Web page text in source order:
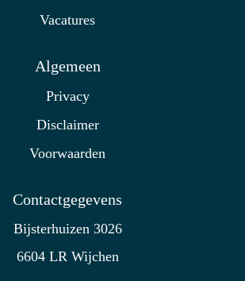
Vacatures
Algemeen
Privacy
Disclaimer
Voorwaarden
Contactgegevens
Bijsterhuizen 3026
6604 LR Wijchen